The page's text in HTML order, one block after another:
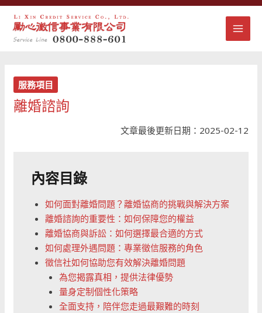
跳
服務項目
離婚諮詢
文章最後更新日期：2025-02-12
內容目錄
如何面對離婚問題？離婚協商的挑戰與解決方案
離婚諮詢的重要性：如何保障您的權益
離婚協商與訴訟：如何選擇最合適的方式
如何處理外遇問題：專業徵信服務的角色
徵信社如何協助您有效解決離婚問題
為您揭露真相，提供法律優勢
量身定制個性化策略
全面支持，陪伴您走過最艱難的時刻